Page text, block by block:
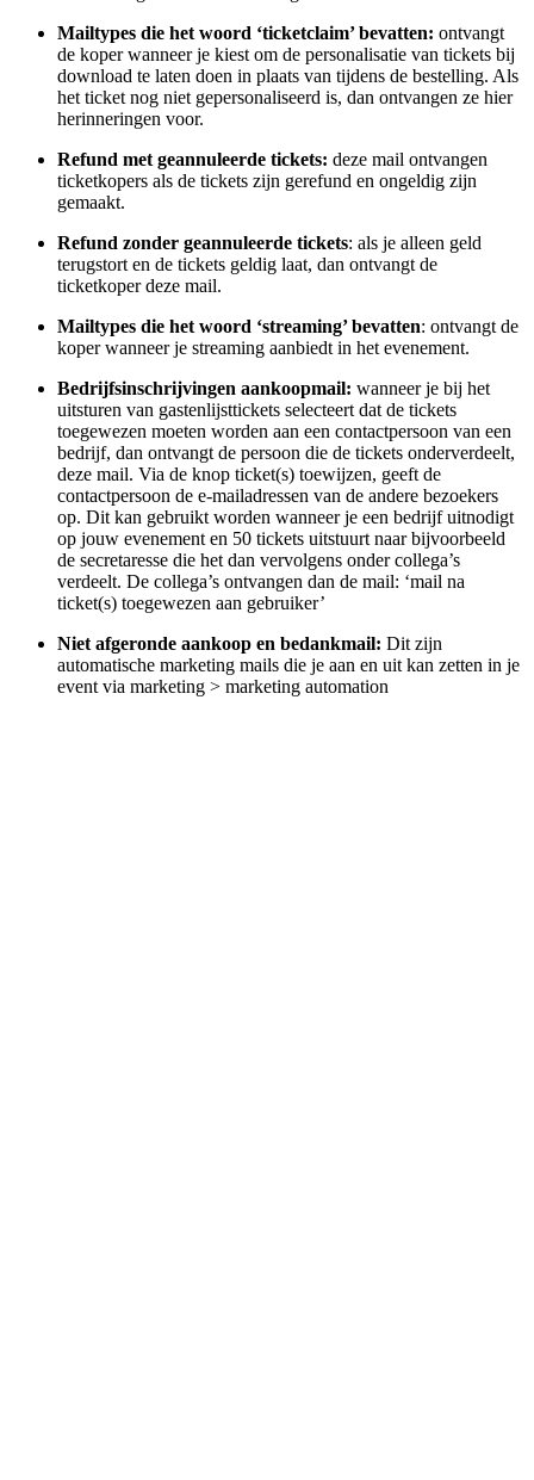
Mailtypes die het woord ‘ticketclaim’ bevatten: ontvangt
de koper wanneer je kiest om de personalisatie van tickets bij
download te laten doen in plaats van tijdens de bestelling. Als
het ticket nog niet gepersonaliseerd is, dan ontvangen ze hier
herinneringen voor.
Refund met geannuleerde tickets: deze mail ontvangen
ticketkopers als de tickets zijn gerefund en ongeldig zijn
gemaakt.
Refund zonder geannuleerde tickets: als je alleen geld
terugstort en de tickets geldig laat, dan ontvangt de
ticketkoper deze mail.
Mailtypes die het woord ‘streaming’ bevatten: ontvangt de
koper wanneer je streaming aanbiedt in het evenement.
Bedrijfsinschrijvingen aankoopmail: wanneer je bij het
uitsturen van gastenlijsttickets selecteert dat de tickets
toegewezen moeten worden aan een contactpersoon van een
bedrijf, dan ontvangt de persoon die de tickets onderverdeelt,
deze mail. Via de knop ticket(s) toewijzen, geeft de
contactpersoon de e-mailadressen van de andere bezoekers
op. Dit kan gebruikt worden wanneer je een bedrijf uitnodigt
op jouw evenement en 50 tickets uitstuurt naar bijvoorbeeld
de secretaresse die het dan vervolgens onder collega’s
verdeelt. De collega’s ontvangen dan de mail: ‘mail na
ticket(s) toegewezen aan gebruiker’
Niet afgeronde aankoop en bedankmail: Dit zijn
automatische marketing mails die je aan en uit kan zetten in je
event via marketing > marketing automation